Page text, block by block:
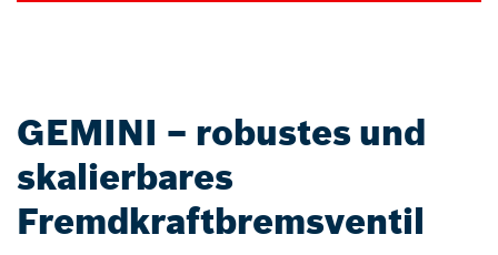
GEMINI – robustes und
skalierbares
Fremdkraftbremsventil